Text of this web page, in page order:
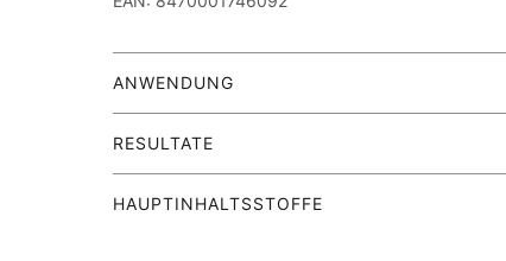
ANWENDUNG
grosszügig und gleichmässig auftragen. Häufig neu
auftragen, besonders nach längerem Baden oder
übermässigem Schwitzen.
RESULTATE
und im Infrarotbereich)
HAUPTINHALTSSTOFFE